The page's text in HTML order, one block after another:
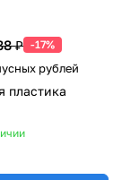
₽ -17%
рублей
пластика